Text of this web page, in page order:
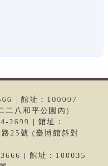
| 館址：100007
二八和平公園內)
2699 | 館址：
25號 (臺博館斜對
| 館址：100035